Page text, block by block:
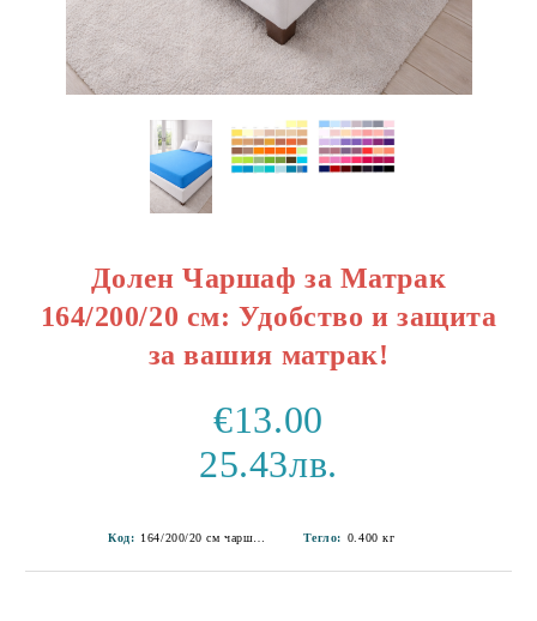
Долен Чаршаф за Матрак
164/200/20 см: Удобство и защита
за вашия матрак!
€13.00
25.43лв.
Код: Тегло: 0.400 кг